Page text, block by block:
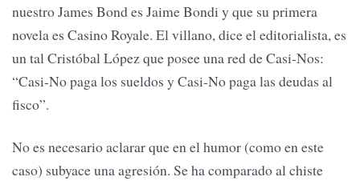
nuestro James Bond es Jaime Bondi y que su primera
novela es Casino Royale. El villano, dice el editorialista, es
un tal Cristóbal López que posee una red de Casi-Nos:
“Casi-No paga los sueldos y Casi-No paga las deudas al
fisco”.
No es necesario aclarar que en el humor (como en este
caso) subyace una agresión. Se ha comparado al chiste